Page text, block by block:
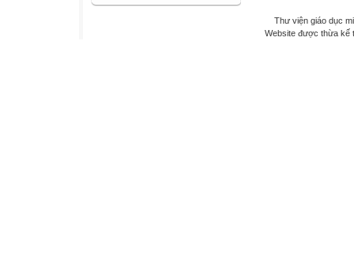
Thư viện giáo dục
Website được thừa kế